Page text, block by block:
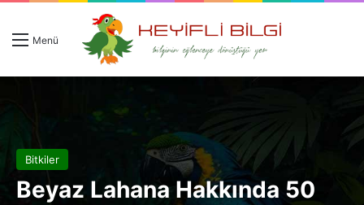
Menü
Bitkiler
Beyaz Lahana Hakkında 50